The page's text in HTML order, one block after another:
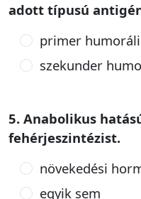
adott típusú
primer
szekunder
5. Anabolikus
fehérjeszintézist.
növekedési
egyik sem